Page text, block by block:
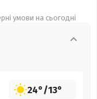
умови на сьогодні
24°/13°